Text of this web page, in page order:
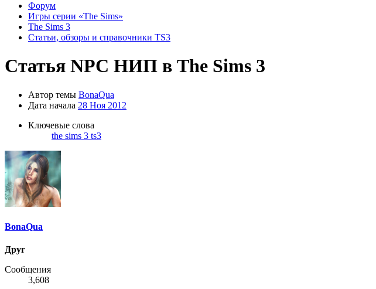
Форум
Игры серии «The Sims»
The Sims 3
Статьи, обзоры и справочники TS3
Статья NPC НИП в The Sims 3
Автор темы BonaQua
Дата начала 28 Ноя 2012
Ключевые слова
the sims 3 ts3
BonaQua
Друг
Сообщения
3,608